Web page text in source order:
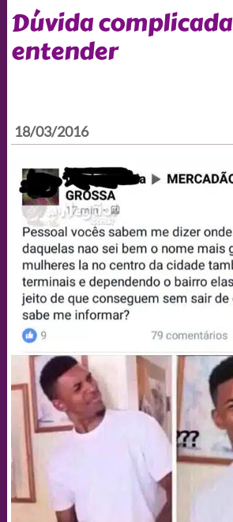
Dúvida
entender
18/03/2016